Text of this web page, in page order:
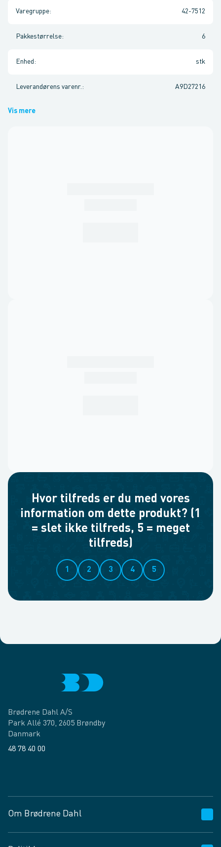
Varegruppe: 42-7512
Pakkestørrelse: 6
Enhed : stk
Leverandørens varenr. : A9D27216
Vis mere
Hvor tilfreds er du med vores
information om dette produkt? (1
= slet ikke tilfreds, 5 = meget
tilfreds)
1 2 3 4 5
Brødrene Dahl A/S
Park Allé 370, 2605 Brøndby
Danmark
48 78 40 00
Om Brødrene Dahl